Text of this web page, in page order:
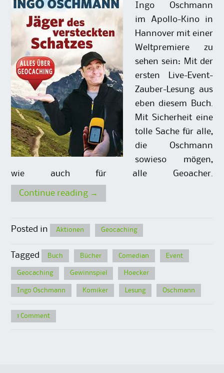
Ingo Oschmann
im Apollo-Kino in
Hannover mit einer
Weltpremiere zu
sehen sein: Mit der
ersten Live-Event-
Zauber-Lesung aus
eben diesem Buch.
Mit Sicherheit eine
tolle Sache für alle,
die Oschmann
sowieso mögen,
wie auch für alle Geoacher.
Continue reading →
Posted in Aktionen Geocaching
Tagged Buch Bücher Comedian Event
Geocaching Gewinnspiel Hoecker
Ingo Oschmann Komiker Lesung Oschmann
1 Comment